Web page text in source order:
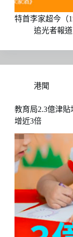
特首李家超今（
追光者報道
港聞
教育局2.3億津
增近3倍